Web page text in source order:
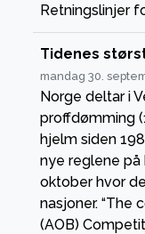
Retningslinjer
Tidenes
mandag 30.
Norge deltar i
proffdømming
hjelm siden
nye reglene på
oktober hvor
nasjoner. “The
(AOB)